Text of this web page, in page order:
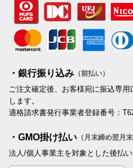
・銀行振り込み （前払い）
ご注文確定後、お客様宛に振込専
します。
適格請求書発行事業者登録番号：
・GMO掛け払い （月末締め翌月
法人/個人事業主を対象とした後払い